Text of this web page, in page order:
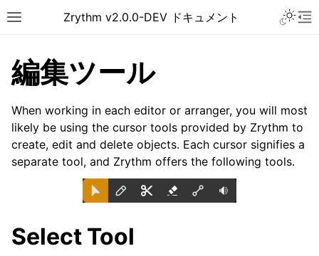
Toggle site navigation sidebar
Zrythm v2.0.0-DEV ドキュメント
navigation of はじめに
編集ツール
When working in each editor or arranger, you will most
likely be using the cursor tools provided by Zrythm to
create, edit and delete objects. Each cursor signifies a
separate tool, and Zrythm offers the following tools.
Select Tool